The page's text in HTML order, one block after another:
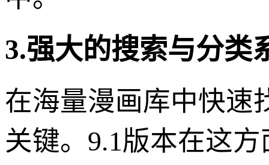
3.强大的搜索与分类
在海量漫画库中快速
关键。9.1版本在这